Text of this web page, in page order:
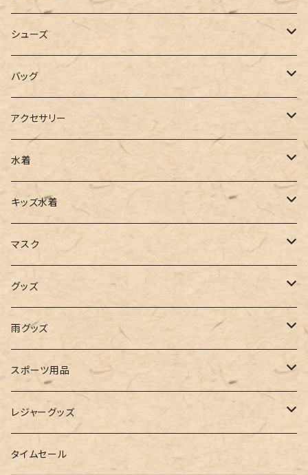
カーディガン
ポロシャツ
ベスト
チュニック
タンクトップ
キャミソール
インナー
ビスチェ
ジャージ
スラックス
ワイドパンツ
カーゴパンツ
サロペット
ガウチョ
レギンス
その他
ニットワンピース
キャミワンピース
サロペット
オールインワン
シューズ
ブーツ
パンプス
サンダル
スニーカー
フラットシューズ
レインシューズ
レースアップ
ルームシューズ
インソール
ローファー
バッグ
トートバッグ
ショルダー
バックパック
カゴバッグ
エコバッグ
リュック
ハンドバッグ
ボストンバッグ
アクセサリー
その他
水着
ワンピース
ビキニ
ワンショルダー
オフショルダー
バンドゥ
タンキニ
キャミキニ
キッズ水着
女の子
男の子
ユニセックス
マスク
アクセサリー
マスクケース
グッズ
帽子
ストール・マフラー
手袋
ポーチ
雨グッズ
レインコート
スポーツ用品
トレーニング・スポーツウェア
トレーニンググッズ
レジャーグッズ
ビーチグッズ
タイムセール